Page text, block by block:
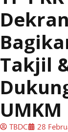
Takjil
UMKM
TBDC 28